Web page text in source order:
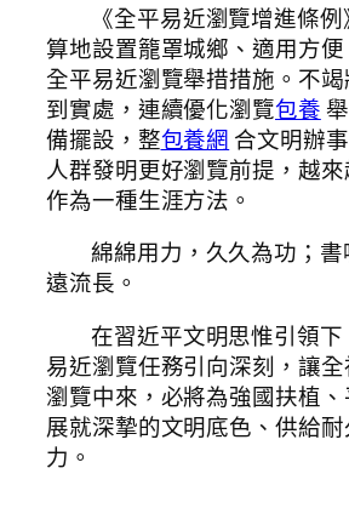
《全平易近瀏覽增進條
算地設置籠罩城鄉、適用方
全平易近瀏覽舉措措施。不
到實處，連續優化瀏覽包養
備擺設，整包養網 合文明辦
人群發明更好瀏覽前提，越
作為一種生涯方法。
綿綿用力，久久為功；
遠流長。
在習近平文明思惟引領
易近瀏覽任務引向深刻，讓
瀏覽中來，必將為強國扶植
展就深摯的文明底色、供給
力。